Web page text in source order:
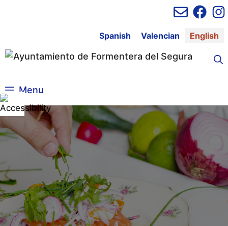
Spanish Valencian English
Menu